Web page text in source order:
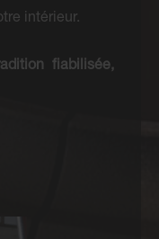
intérieur.
fiabilisée,